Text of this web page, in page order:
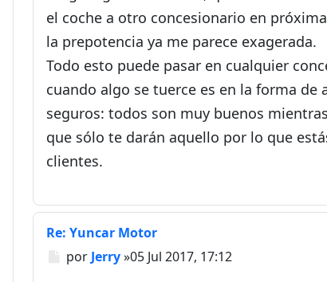
el coche a otro concesionario en
la prepotencia ya me parece exagerada.
Todo esto puede pasar en cualquier
cuando algo se tuerce es en la forma de
seguros: todos son muy buenos
que sólo te darán aquello por lo que
clientes.
Re: Yuncar Motor
Mensaje
por Jerry»05 Jul 2017, 17:12